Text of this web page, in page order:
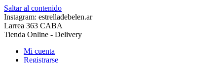
Saltar al contenido
Instagram: estrelladebelen.ar
Larrea 363 CABA
Tienda Online - Delivery
Mi cuenta
Registrarse